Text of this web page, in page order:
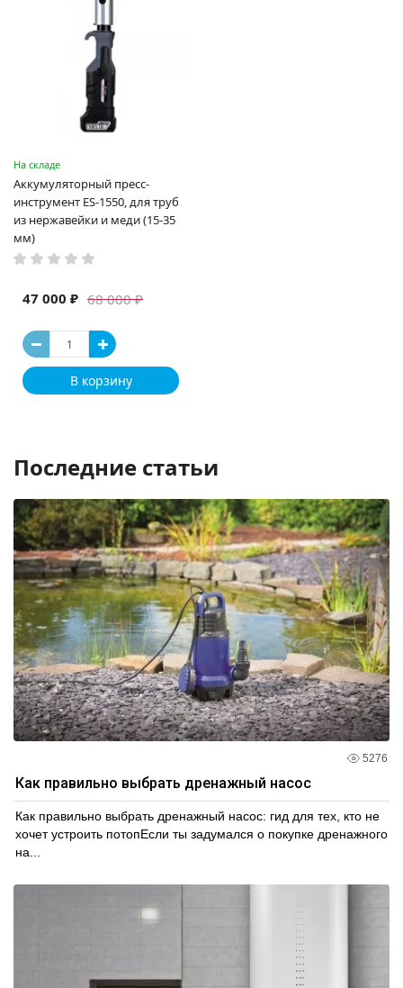
На складе
Аккумуляторный пресс-
инструмент ES-1550, для труб
из нержавейки и меди (15-35
мм)
68 000 ₽
47 000 ₽
В корзину
Последние статьи
5276
Как правильно выбрать дренажный насос
Как правильно выбрать дренажный насос: гид для тех, кто не
хочет устроить потопЕсли ты задумался о покупке дренажного
на...